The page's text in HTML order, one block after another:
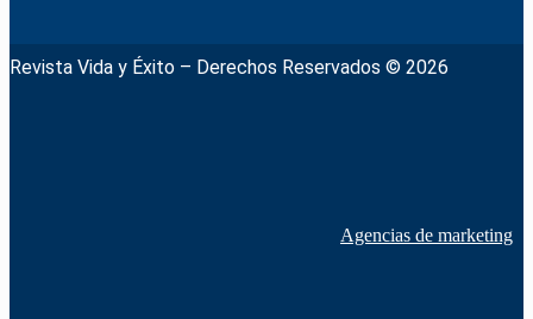
Revista Vida y Éxito – Derechos Reservados © 2026
Agencias de marketing